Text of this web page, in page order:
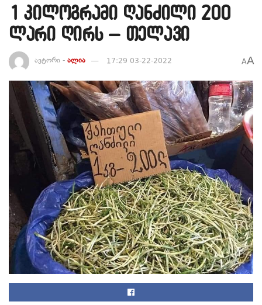
1 კილოგრამი ღანძილი 200
ლარი ღირს – თელავი
ავტორი - ალია 17:29 03-22-2022 AA